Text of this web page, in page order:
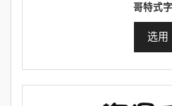
哥特式
选用